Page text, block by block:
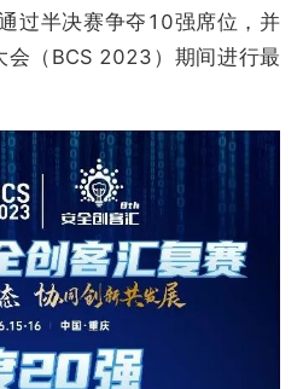
过半决赛争夺10强席位，并
（BCS 2023）期间进行最